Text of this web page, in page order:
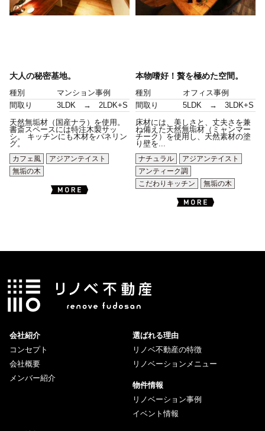
大人の秘密基地。
種別
マンション事例
間取り
3LDK → 2LDK+S
天然無垢材（国産ナラ）を使用。
書斎スペースには特注木製サッ
シ。 キッチンにも木材をパネリン
グ。
カフェ風
アジアンテイスト
無垢の木
本物嗜好！贅を極めた空間。
種別
オフィス事例
間取り
5LDK → 3LDK+S
床材には、美しさと、丈夫さを兼
ね備えた天然無垢材（ミャンマー
チーク）を使用し、天然素材の塗
り壁を...
ナチュラル
アジアンテイスト
アンティーク調
こだわりキッチン
無垢の木
会社紹介
コンセプト
会社概要
メンバー紹介
選ばれる理由
リノベ不動産の特徴
リノベーションメニュー
物件情報
リノベーション事例
イベント情報